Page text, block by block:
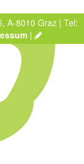
A-8010 Graz | Tel:
|